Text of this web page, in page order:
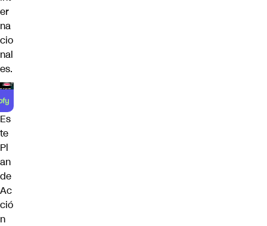
er
na
cio
nal
es.
Es
te
Pl
an
de
Ac
ció
n